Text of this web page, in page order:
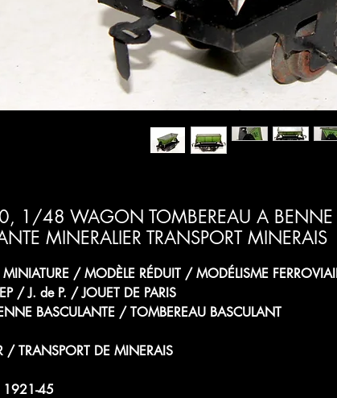
1/48 WAGON TOMBEREAU A BENNE
MINERALIER TRANSPORT MINERAIS
/ MODÈLE RÉDUIT / MODÉLISME
/ J. de P. / JOUET DE PARIS
BASCULANTE / TOMBEREAU BASCULANT
/ TRANSPORT DE MINERAIS
1921-45